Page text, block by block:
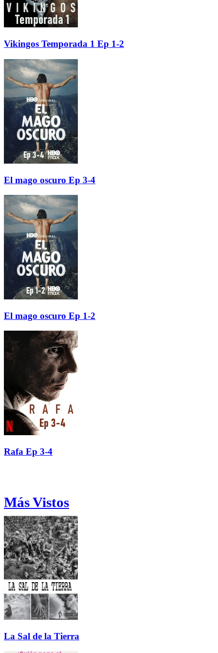
Vikingos Temporada 1 Ep 1-2
El mago oscuro Ep 3-4
El mago oscuro Ep 1-2
Rafa Ep 3-4
Más Vistos
La Sal de la Tierra